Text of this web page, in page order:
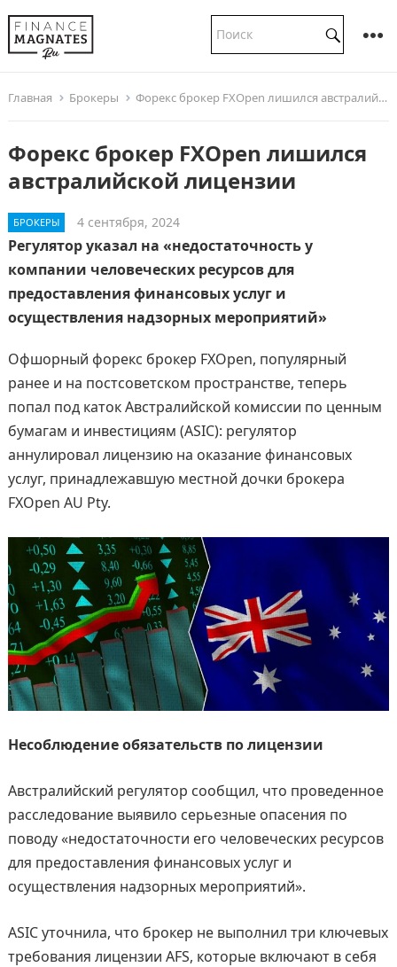
Главная Брокеры Форекс брокер FXOpen лишился австралийской лицензии
Форекс брокер FXOpen лишился
австралийской лицензии
БРОКЕРЫ 4 сентября, 2024
Регулятор указал на «недостаточность у
компании человеческих ресурсов для
предоставления финансовых услуг и
осуществления надзорных мероприятий»
Офшорный форекс брокер FXOpen, популярный
ранее и на постсоветском пространстве, теперь
попал под каток Австралийской комиссии по ценным
бумагам и инвестициям (ASIC): регулятор
аннулировал лицензию на оказание финансовых
услуг, принадлежавшую местной дочки брокера
FXOpen AU Pty.
Несоблюдение обязательств по лицензии
Австралийский регулятор сообщил, что проведенное
расследование выявило серьезные опасения по
поводу «недостаточности его человеческих ресурсов
для предоставления финансовых услуг и
осуществления надзорных мероприятий».
ASIC уточнила, что брокер не выполнил три ключевых
требования лицензии AFS, которые включают в себя